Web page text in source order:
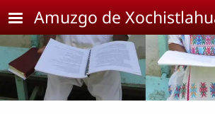
Pasar al contenido principal
Amuzgo de